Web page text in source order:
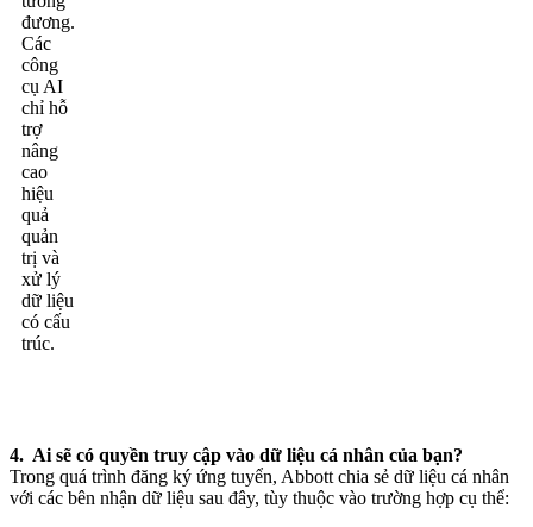
đương.
Các
công
cụ AI
chỉ hỗ
trợ
nâng
cao
hiệu
quả
quản
trị và
xử lý
dữ liệu
có cấu
trúc.
4. Ai sẽ có quyền truy cập vào dữ liệu cá nhân của bạn?
Trong quá trình đăng ký ứng tuyển, Abbott chia sẻ dữ liệu cá nhân
với các bên nhận dữ liệu sau đây, tùy thuộc vào trường hợp cụ thể: